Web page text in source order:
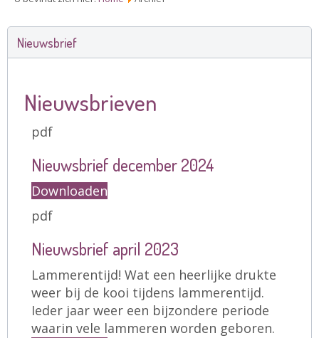
Nieuwsbrief
Nieuwsbrieven
pdf
Nieuwsbrief december 2024
Downloaden
pdf
Nieuwsbrief april 2023
Lammerentijd! Wat een heerlijke drukte
weer bij de kooi tijdens lammerentijd.
Ieder jaar weer een bijzondere periode
waarin vele lammeren worden geboren.